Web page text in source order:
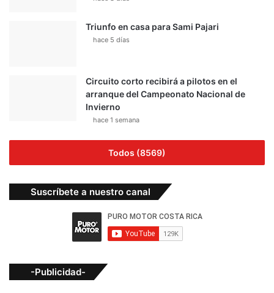
Triunfo en casa para Sami Pajari
hace 5 días
Circuito corto recibirá a pilotos en el
arranque del Campeonato Nacional de
Invierno
hace 1 semana
Todos (8569)
Suscríbete a nuestro canal
-Publicidad-